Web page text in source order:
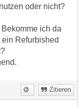
oder nicht?
ich da
Refurbished
Zitieren